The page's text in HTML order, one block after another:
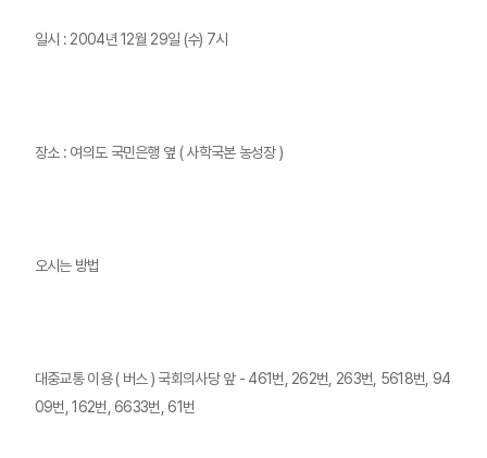
일시 : 2004년 12월 29일 (수) 7시
장소 : 여의도 국민은행 옆 ( 사학국본 농성장 )
오시는 방법
대중교통 이용 ( 버스 ) 국회의사당 앞 - 461번, 262번, 263번, 5618번, 94
09번, 162번, 6633번, 61번